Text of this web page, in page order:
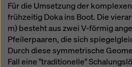
Für die Umsetzung der
frühzeitig Doka ins Boot. Die
m) besteht aus zwei V-förmig
Pfeilerpaaren, die sich
Durch diese symmetrische
Fall eine "traditionelle"